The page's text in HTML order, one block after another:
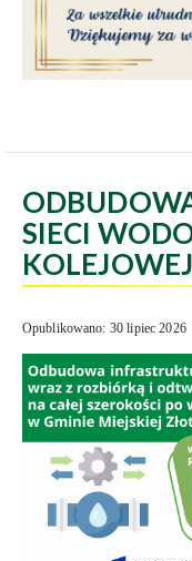
SIECI
KOLEJOWEJ
Opublikowano: 30 lipiec 2026